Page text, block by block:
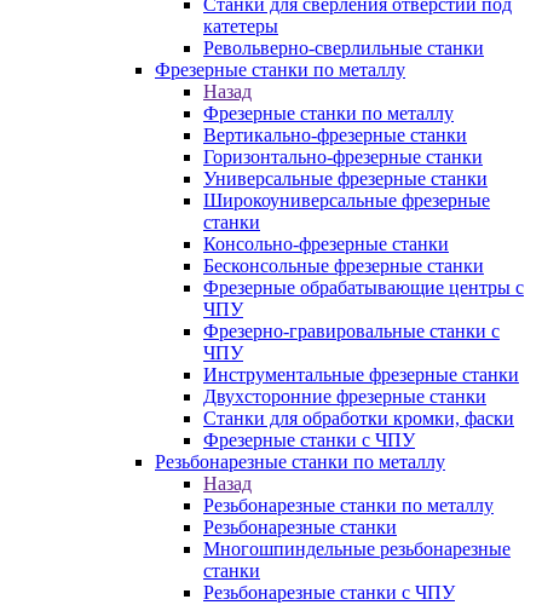
Станки для сверления отверстий под
катетеры
Револьверно-сверлильные станки
Фрезерные станки по металлу
Назад
Фрезерные станки по металлу
Вертикально-фрезерные станки
Горизонтально-фрезерные станки
Универсальные фрезерные станки
Широкоуниверсальные фрезерные
станки
Консольно-фрезерные станки
Бесконсольные фрезерные станки
Фрезерные обрабатывающие центры с
ЧПУ
Фрезерно-гравировальные станки с
ЧПУ
Инструментальные фрезерные станки
Двухсторонние фрезерные станки
Станки для обработки кромки, фаски
Фрезерные станки с ЧПУ
Резьбонарезные станки по металлу
Назад
Резьбонарезные станки по металлу
Резьбонарезные станки
Многошпиндельные резьбонарезные
станки
Резьбонарезные станки с ЧПУ